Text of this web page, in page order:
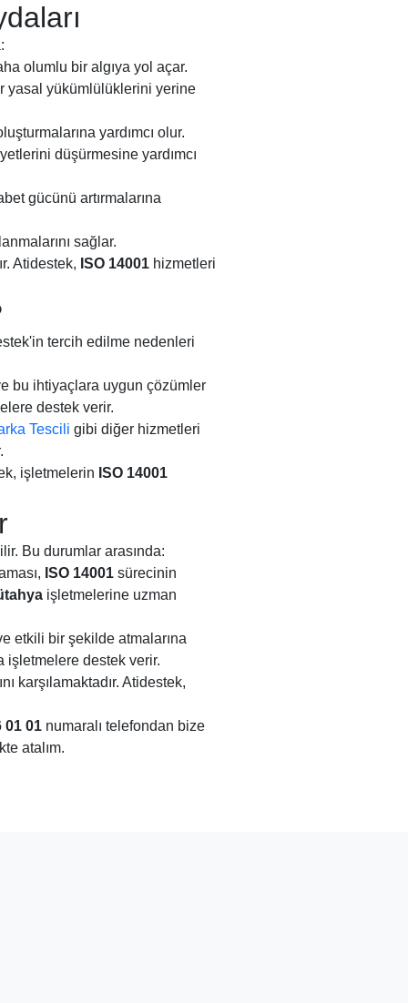
olumlu bir algıya yol açar.
yasal yükümlülüklerini yerine
yardımcı olur.
düşürmesine yardımcı
gücünü artırmalarına
sağlar.
Atidestek, ISO 14001 hizmetleri
tercih edilme nedenleri
bu ihtiyaçlara uygun çözümler
destek verir.
Tescili gibi diğer hizmetleri
işletmelerin ISO 14001
Bu durumlar arasında:
ISO 14001 sürecinin
işletmelerine uzman
etkili bir şekilde atmalarına
işletmelere destek verir.
karşılamaktadır. Atidestek,
01 01 numaralı telefondan bize
atalım.